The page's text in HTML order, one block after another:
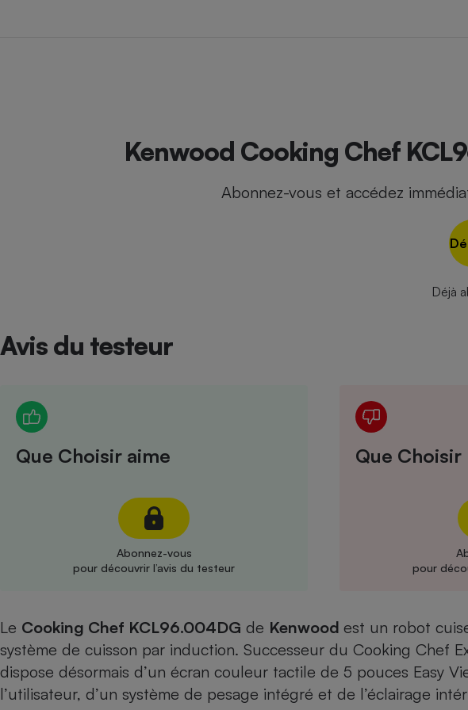
Kenwood Cooking Chef
Abonnez-vous et accédez
Déjà
Avis du testeur
Que Choisir aime
Abonnez-vous
pour découvrir l’avis du testeur
Que
pour
Le Cooking Chef KCL96.004DG de Kenwood est un robot
système de cuisson par induction. Successeur du Cooking Chef
dispose désormais d’un écran couleur tactile de 5 pouces Easy
l’utilisateur, d’un système de pesage intégré et de l’éclairage
Ventilateur
Matelas Poêle à